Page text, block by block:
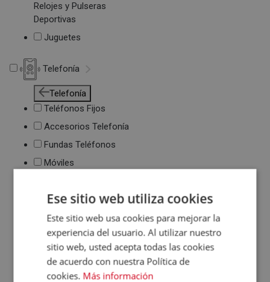
Relojes y Pulseras
Deportivas
Juguetes
Telefonía
Telefonía
Teléfonos Fijos
Accesorios Telefonía
Fundas Teléfonos
Móviles
Ese sitio web utiliza cookies
Este sitio web usa cookies para mejorar la
experiencia del usuario. Al utilizar nuestro
sitio web, usted acepta todas las cookies
de acuerdo con nuestra Política de
cookies. Más información